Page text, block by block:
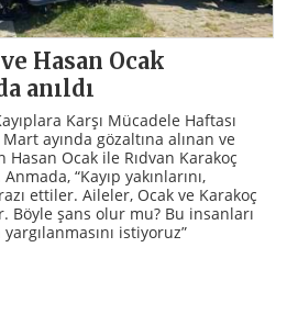
Hasan Ocak
anıldı
Karşı Mücadele Haftası
Mart ayında gözaltına alınan ve
Ocak ile Rıdvan Karakoç
“Kayıp yakınlarını,
ettiler. Aileler, Ocak ve Karakoç
Böyle şans olur mu? Bu insanları
istiyoruz”